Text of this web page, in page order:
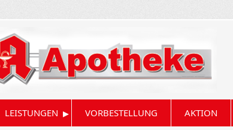
LEISTUNGEN ▸ VORBESTELLUNG AKTION